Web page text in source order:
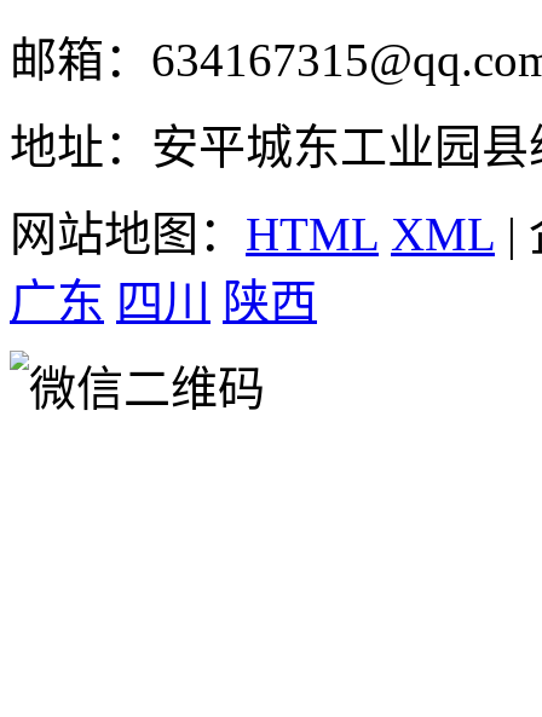
邮箱：
地址：安平城东工业园县
网站地图： HTML XML |
广东 四川 陕西